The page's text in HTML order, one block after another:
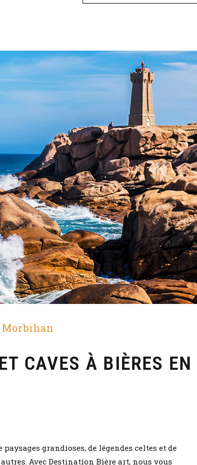
Morbihan
CAVES À BIÈRES EN
grandioses, de légendes celtes et de
Avec Destination Bière art, nous vous